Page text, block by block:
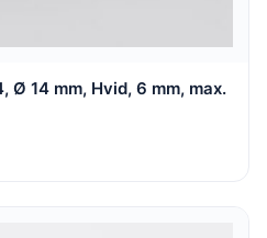
Hvid, 6 mm, max.